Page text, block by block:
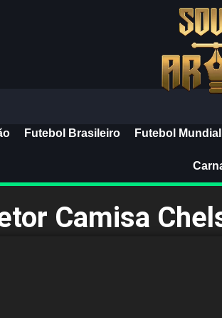
Futebol Brasileiro Futebol Mundial
Camisa